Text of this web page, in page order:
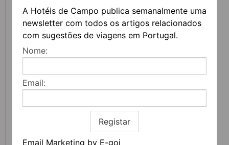
A Hotéis de Campo publica semanalmente uma
newsletter com todos os artigos relacionados
com sugestões de viagens em Portugal.
Nome:
Email:
Registar
Email Marketing by E-goi
BIENAL DE CERVEIRA CONVIDA O PÚBLICO A
PÔR AS MÃOS NA ARTE COM ATELIERS DE
VERÃO